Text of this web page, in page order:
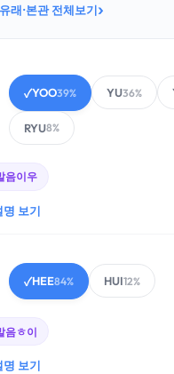
래·본관 전체보기›
✓YOO39% YU36%
RYU8%
음이우
명 보기
✓HEE84% HUI12%
음ㅎ이
명 보기